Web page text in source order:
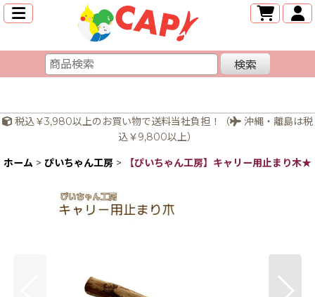
検索
税込￥3,980以上のお買い物で送料当社負担！（
沖縄・離島は税
込￥9,800以上）
ホーム > ぴいちゃん工房 > 【ぴいちゃん工房】キャリー用止まり木★